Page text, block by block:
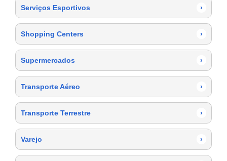
Serviços Esportivos ›
Shopping Centers ›
Supermercados ›
Transporte Aéreo ›
Transporte Terrestre ›
Varejo ›